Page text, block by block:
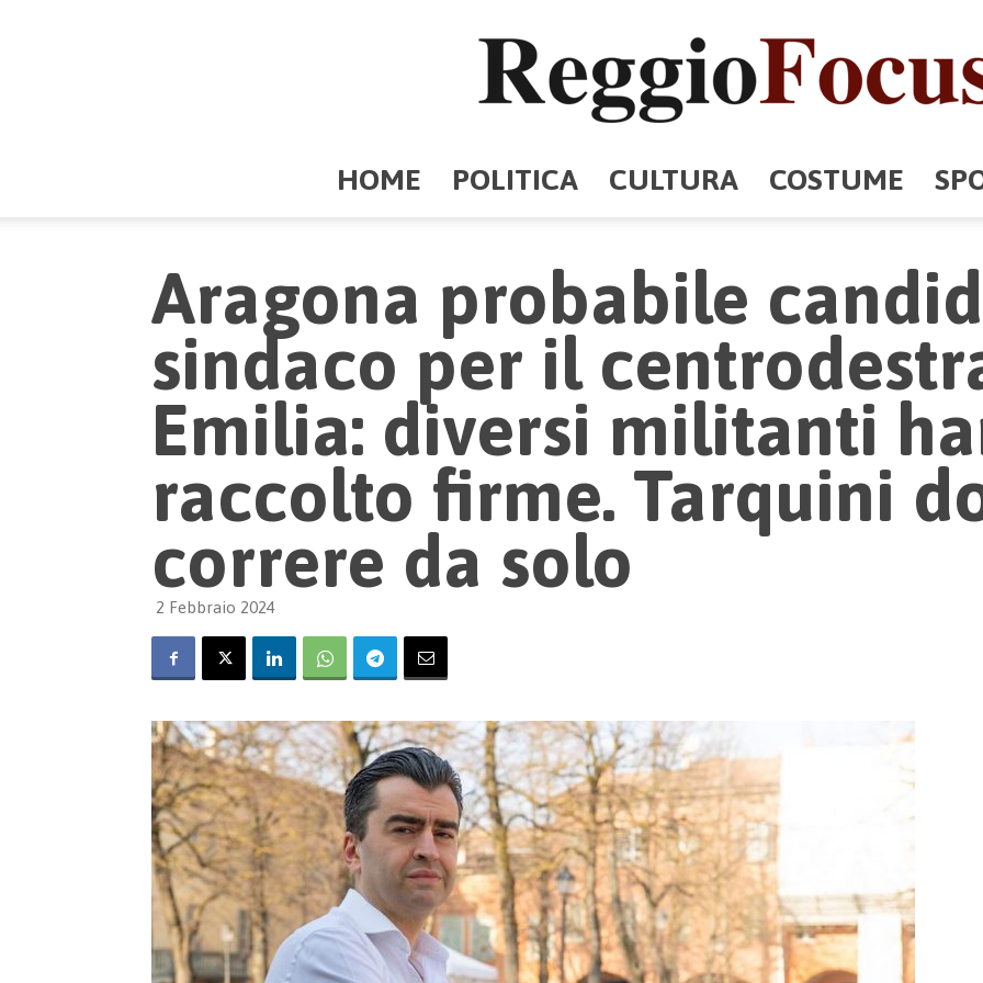
HOME POLITICA CULTURA COSTUME
Aragona probabile
sindaco per il
Emilia: diversi militanti
raccolto firme. Tarquini
correre da solo
2 Febbraio 2024